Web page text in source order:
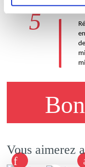
5
Vous aimerez